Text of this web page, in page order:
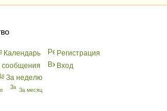
Календарь
Peгиcтрaция
сообщения
Вхoд
За неделю
За месяц